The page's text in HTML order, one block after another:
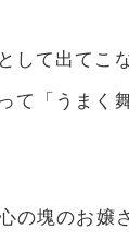
して出てこ
て「うまく
の塊のお嬢